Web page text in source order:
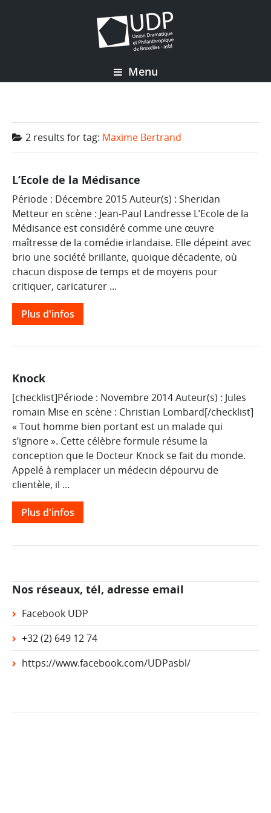
Menu
2 results fortag: Maxime Bertrand
L’Ecole de la Médisance
Période : Décembre 2015 Auteur(s) : Sheridan
Metteur en scène : Jean-Paul Landresse L’Ecole de la
Médisance est considéré comme une œuvre
maîtresse de la comédie irlandaise. Elle dépeint avec
brio une société brillante, quoique décadente, où
chacun dispose de temps et de moyens pour
critiquer, caricaturer ...
Plus d'infos
Knock
[checklist]Période : Novembre 2014 Auteur(s) : Jules
romain Mise en scène : Christian Lombard[/checklist]
« Tout homme bien portant est un malade qui
s’ignore ». Cette célèbre formule résume la
conception que le Docteur Knock se fait du monde.
Appelé à remplacer un médecin dépourvu de
clientèle, il ...
Plus d'infos
Nos réseaux, tél, adresse email
Facebook UDP
+32 (2) 649 12 74
https://www.facebook.com/UDPasbl/